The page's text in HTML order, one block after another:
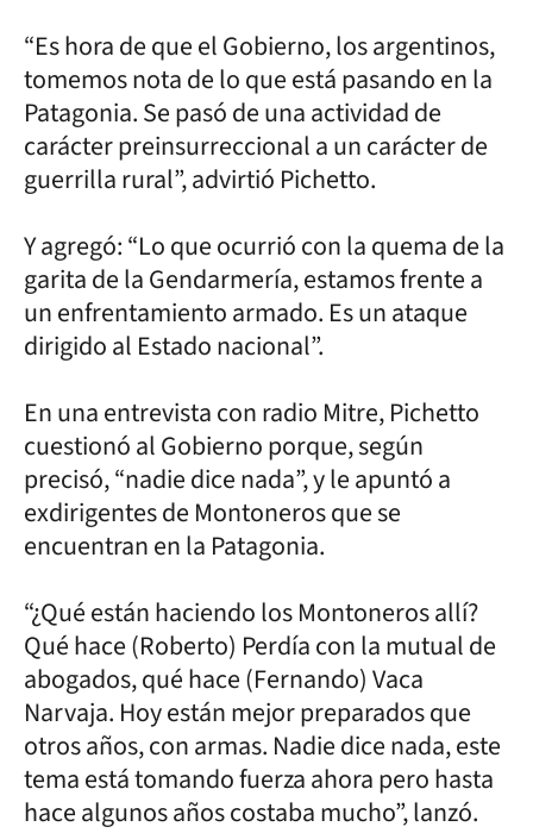
“Es hora de que el Gobierno, los argentinos,
tomemos nota de lo que está pasando en la
Patagonia. Se pasó de una actividad de
carácter preinsurreccional a un carácter de
guerrilla rural”, advirtió Pichetto.
Y agregó: “Lo que ocurrió con la quema de la
garita de la Gendarmería, estamos frente a
un enfrentamiento armado. Es un ataque
dirigido al Estado nacional”.
En una entrevista con radio Mitre, Pichetto
cuestionó al Gobierno porque, según
precisó, “nadie dice nada”, y le apuntó a
exdirigentes de Montoneros que se
encuentran en la Patagonia.
“¿Qué están haciendo los Montoneros allí?
Qué hace (Roberto) Perdía con la mutual de
abogados, qué hace (Fernando) Vaca
Narvaja. Hoy están mejor preparados que
otros años, con armas. Nadie dice nada, este
tema está tomando fuerza ahora pero hasta
hace algunos años costaba mucho”, lanzó.